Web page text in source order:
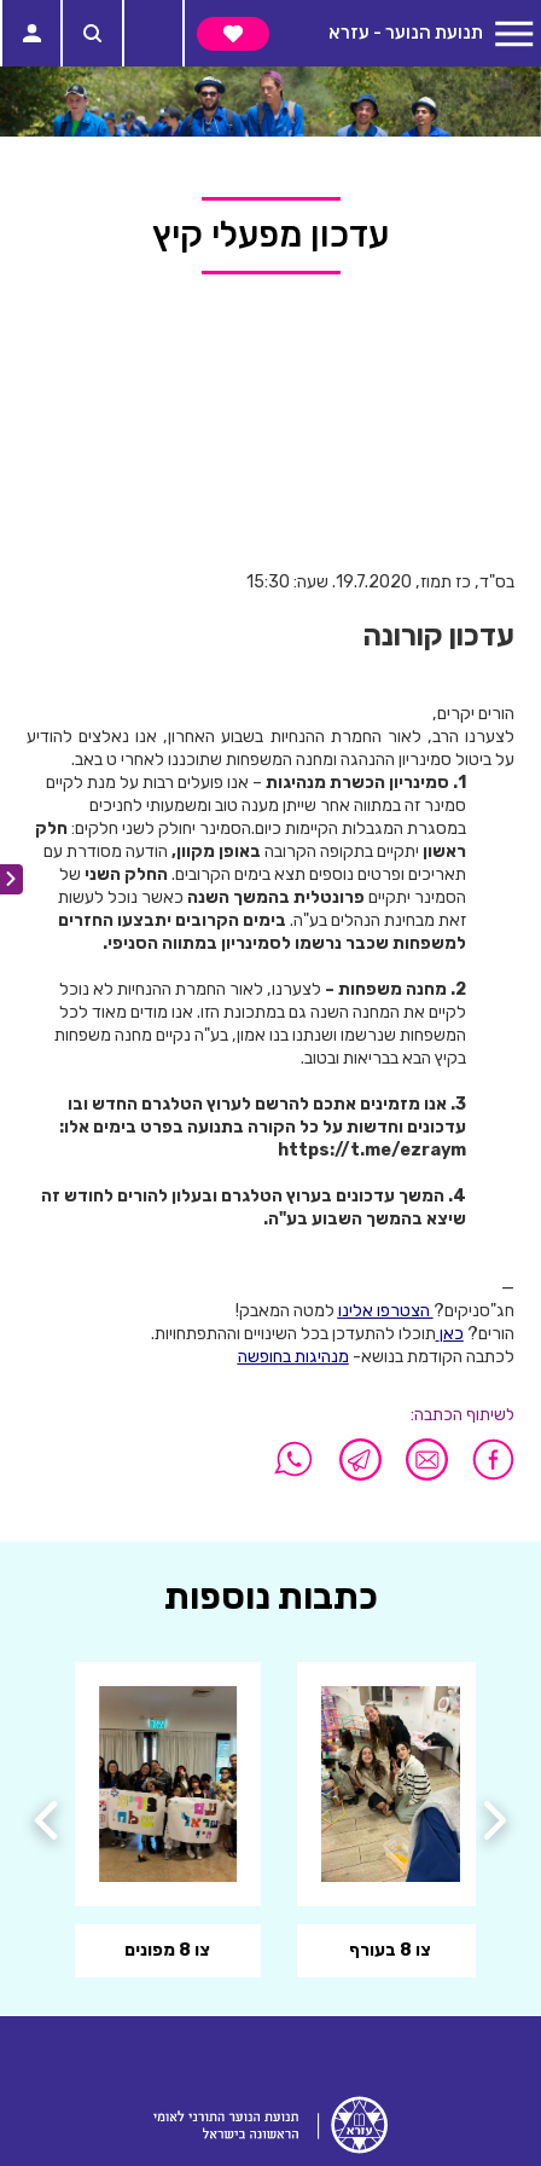
תנועת הנוער - עזרא
עדכון מפעלי קיץ
בס"ד, כז תמוז, 19.7.2020. שעה: 15:30
עדכון קורונה
הורים יקרים,
לצערנו הרב, לאור החמרת ההנחיות בשבוע האחרון, אנו נאלצים להודיע
על ביטול סמינריון ההנהגה ומחנה המשפחות שתוכננו לאחרי ט באב.
1. סמינריון הכשרת מנהיגות
– אנו פועלים רבות על מנת לקיים
סמינר זה במתווה אחר שייתן מענה טוב ומשמעותי לחניכים
במסגרת המגבלות הקיימות כיום.הסמינר יחולק לשני חלקים:חלק
ראשון יתקיים בתקופה הקרובה באופן מקוון, הודעה מסודרת עם
תאריכים ופרטים נוספים תצא בימים הקרובים.החלק השני של
הסמינר יתקיים פרונטלית בהמשך השנה כאשר נוכל לעשות
זאת מבחינת הנהלים בע"ה. בימים הקרובים יתבצעו החזרים
למשפחות שכבר נרשמו לסמינריון במתווה הסניפי.
2. מחנה משפחות –
לצערנו, לאור החמרת ההנחיות לא נוכל
לקיים את המחנה השנה גם במתכונת הזו. אנו מודים מאוד לכל
המשפחות שנרשמו ושנתנו בנו אמון, בע"ה נקיים מחנה משפחות
בקיץ הבא בבריאות ובטוב.
3. אנו מזמינים אתכם להרשם לערוץ הטלגרם החדש ובו
עדכונים וחדשות על כל הקורה בתנועה בפרט בימים אלו:
https://t.me/ezraym
4. המשך עדכונים בערוץ הטלגרם ובעלון להורים לחודש זה
שיצא בהמשך השבוע בע"ה.
—
חג"סניקים? הצטרפו אלינו למטה המאבק!
הורים? כאן תוכלו להתעדכן בכל השינויים וההתפתחויות.
לכתבה הקודמת בנושא- מנהיגות בחופשה
לשיתוף הכתבה:
כתבות נוספות